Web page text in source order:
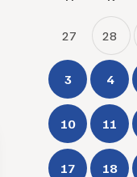
27 28
3 4
10 11
17 18